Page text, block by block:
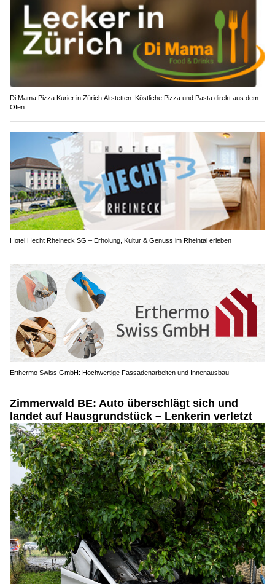
Di Mama Pizza Kurier in Zürich Altstetten: Köstliche Pizza und Pasta direkt aus dem
Ofen
Hotel Hecht Rheineck SG – Erholung, Kultur & Genuss im Rheintal erleben
Erthermo Swiss GmbH: Hochwertige Fassadenarbeiten und Innenausbau
Zimmerwald BE: Auto überschlägt sich und
landet auf Hausgrundstück – Lenkerin verletzt